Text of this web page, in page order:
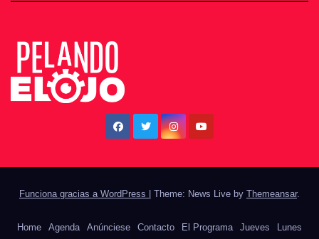
Funciona gracias a WordPress Theme: News Live by Themeansar.
Home Agenda Anúnciese Contacto El Programa Jueves Lunes